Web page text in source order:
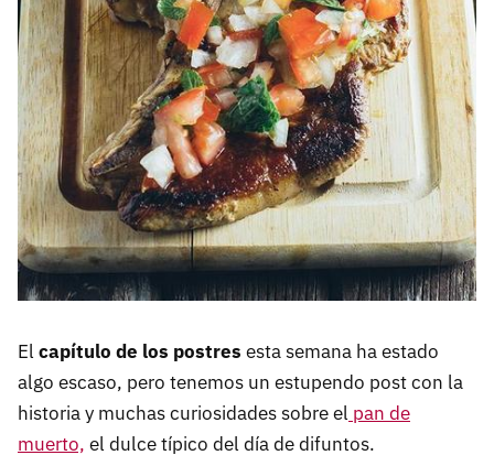
El capítulo de los postres esta semana ha estado
algo escaso, pero tenemos un estupendo post con la
historia y muchas curiosidades sobre el pan de
muerto, el dulce típico del día de difuntos.